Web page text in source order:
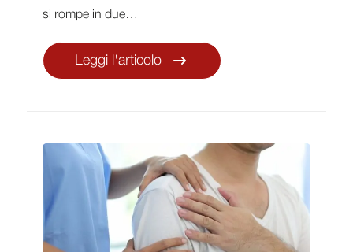
si rompe in due…
Leggi l'articolo